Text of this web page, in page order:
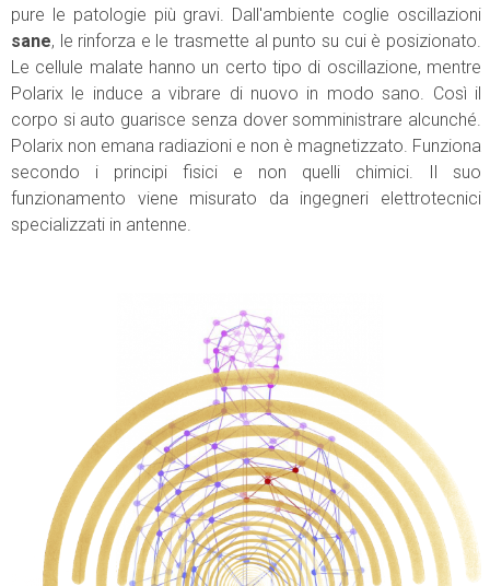
pure le patologie più gravi. Dall'ambiente coglie oscillazioni
sane, le rinforza e le trasmette al punto su cui è posizionato.
Le cellule malate hanno un certo tipo di oscillazione, mentre
Polarix le induce a vibrare di nuovo in modo sano. Così il
corpo si auto guarisce senza dover somministrare alcunché.
Polarix non emana radiazioni e non è magnetizzato. Funziona
secondo i principi fisici e non quelli chimici. Il suo
funzionamento viene misurato da ingegneri elettrotecnici
specializzati in antenne.